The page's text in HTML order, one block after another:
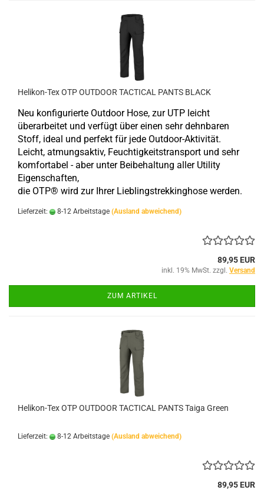
Helikon-Tex OTP OUTDOOR TACTICAL PANTS BLACK
Neu konfigurierte Outdoor Hose, zur UTP leicht
überarbeitet und verfügt über einen sehr dehnbaren
Stoff, ideal und perfekt für jede Outdoor-Aktivität.
Leicht, atmungsaktiv, Feuchtigkeitstransport und sehr
komfortabel - aber unter Beibehaltung aller Utility
Eigenschaften,
die OTP® wird zur Ihrer Lieblingstrekkinghose werden.
Lieferzeit: 8-12 Arbeitstage (Ausland abweichend)
89,95 EUR
inkl. 19% MwSt. zzgl. Versand
ZUM ARTIKEL
Helikon-Tex OTP OUTDOOR TACTICAL PANTS Taiga Green
Lieferzeit: 8-12 Arbeitstage (Ausland abweichend)
89,95 EUR